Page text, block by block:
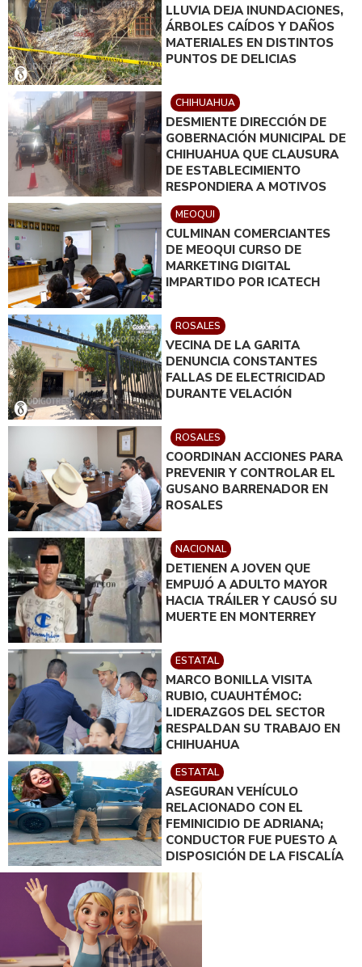
LLUVIA DEJA INUNDACIONES,
ÁRBOLES CAÍDOS Y DAÑOS
MATERIALES EN DISTINTOS
PUNTOS DE DELICIAS
CHIHUAHUA
DESMIENTE DIRECCIÓN DE
GOBERNACIÓN MUNICIPAL DE
CHIHUAHUA QUE CLAUSURA
DE ESTABLECIMIENTO
RESPONDIERA A MOTIVOS
POLÍTICOS
MEOQUI
CULMINAN COMERCIANTES
DE MEOQUI CURSO DE
MARKETING DIGITAL
IMPARTIDO POR ICATECH
ROSALES
VECINA DE LA GARITA
DENUNCIA CONSTANTES
FALLAS DE ELECTRICIDAD
DURANTE VELACIÓN
ROSALES
COORDINAN ACCIONES PARA
PREVENIR Y CONTROLAR EL
GUSANO BARRENADOR EN
ROSALES
NACIONAL
DETIENEN A JOVEN QUE
EMPUJÓ A ADULTO MAYOR
HACIA TRÁILER Y CAUSÓ SU
MUERTE EN MONTERREY
ESTATAL
MARCO BONILLA VISITA
RUBIO, CUAUHTÉMOC:
LIDERAZGOS DEL SECTOR
RESPALDAN SU TRABAJO EN
CHIHUAHUA
ESTATAL
ASEGURAN VEHÍCULO
RELACIONADO CON EL
FEMINICIDIO DE ADRIANA;
CONDUCTOR FUE PUESTO A
DISPOSICIÓN DE LA FISCALÍA